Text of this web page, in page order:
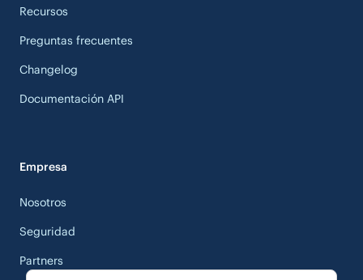
Recursos
Preguntas frecuentes
Changelog
Documentación API
Empresa
Nosotros
Seguridad
Partners